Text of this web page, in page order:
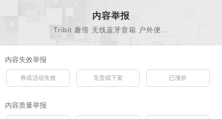
内容举报
Tribit 趣倍 无线蓝牙音箱 户外便...
内容失效举报
券或活动失效 无货或下架 已涨价
内容质量举报